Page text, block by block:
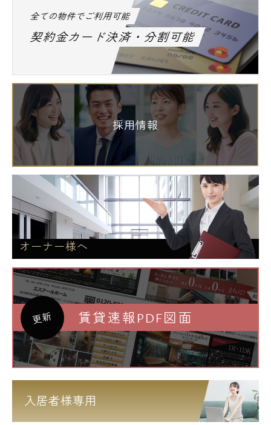
全ての物件でご利用可能
契約金カード決済・分割可能
採用情報
オーナー様へ
更新 賃貸速報PDF図面
入居者様専用